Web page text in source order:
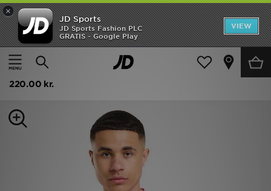
×
JD Sports
JD Sports Fashion PLC
GRATIS - Google Play
VIEW
Hjem
Herrer Herretøj Træningstøj til fodbold
Nike Academy T-Shirt Herre
220.00 kr.
Hjem
UDSALG
Damer